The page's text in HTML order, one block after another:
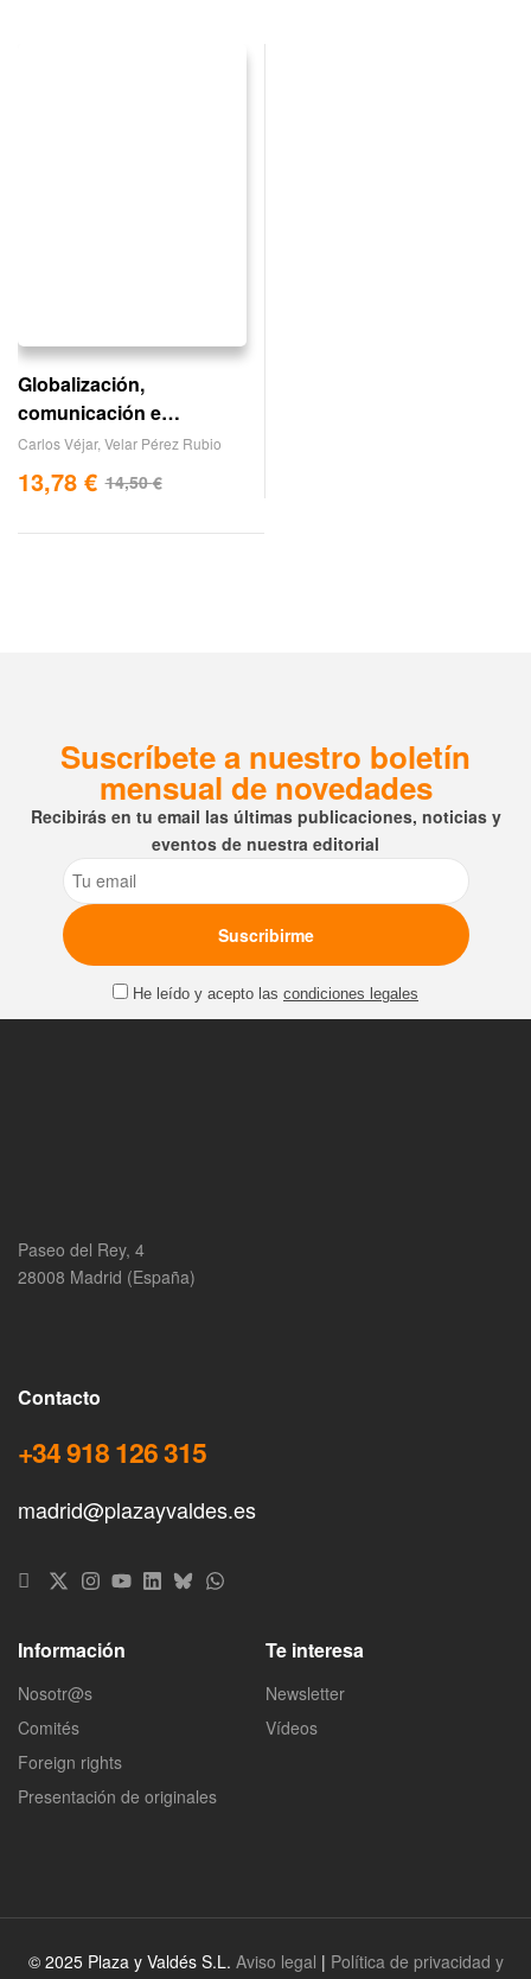
Globalización,
comunicación e
integración
latinoamericana
Carlos Véjar, Velar Pérez Rubio
14,50€
13,78 €
Suscríbete a nuestro boletín
mensual de novedades
Recibirás en tu email las últimas publicaciones, noticias y
eventos de nuestra editorial
Email
He leído y acepto las condiciones legales
Paseo del Rey, 4
28008 Madrid (España)
Contacto
+34 918 126 315
madrid@plazayvaldes.es
Información
Nosotr@s
Comités
Foreign rights
Presentación de originales
Te interesa
Newsletter
Vídeos
© 2025 Plaza y Valdés S.L. Aviso legal | Política de privacidad y